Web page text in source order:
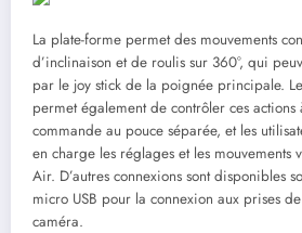
La plate-forme permet des mouvements
d’inclinaison et de roulis sur 360°, qui
par le joy stick de la poignée principale.
permet également de contrôler ces
commande au pouce séparée, et les
en charge les réglages et les mouvements
Air. D’autres connexions sont disponibles
micro USB pour la connexion aux prises
caméra.